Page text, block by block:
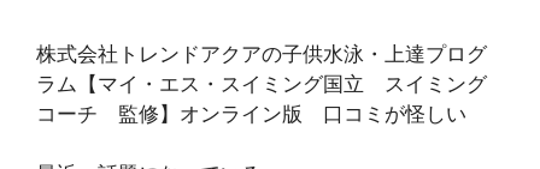
株式会社トレンドアクアの子供水泳・上達プログ
ラム【マイ・エス・スイミング国立 スイミング
コーチ 監修】オンライン版 口コミが怪しい